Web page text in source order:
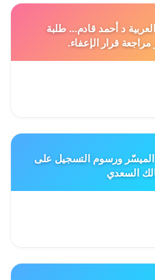
د أحمد قادم... طلبة
قرار الإعفاء.
ورسوم التسجيل على
السعدي